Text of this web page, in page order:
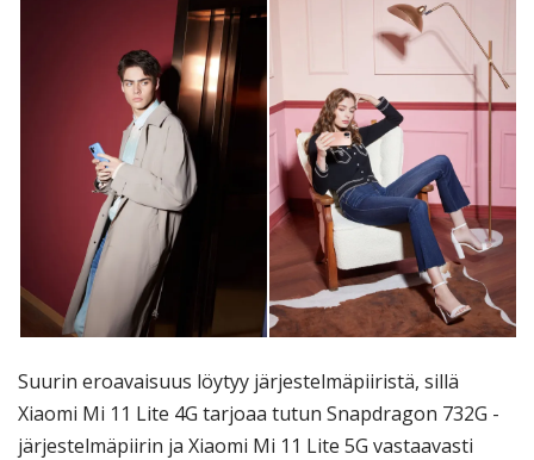
Suurin eroavaisuus löytyy järjestelmäpiiristä, sillä
Xiaomi Mi 11 Lite 4G tarjoaa tutun Snapdragon 732G -
järjestelmäpiirin ja Xiaomi Mi 11 Lite 5G vastaavasti